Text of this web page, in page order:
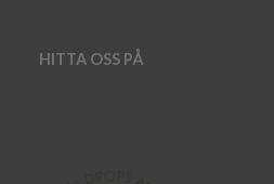
HITTA OSS PÅ